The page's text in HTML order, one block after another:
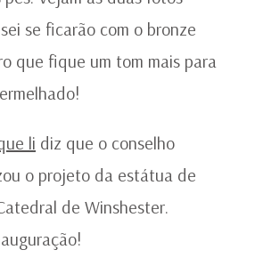
se ficarão com o bronze
que fique um tom mais para
li diz que o conselho
o projeto da estátua de
de Winshester.